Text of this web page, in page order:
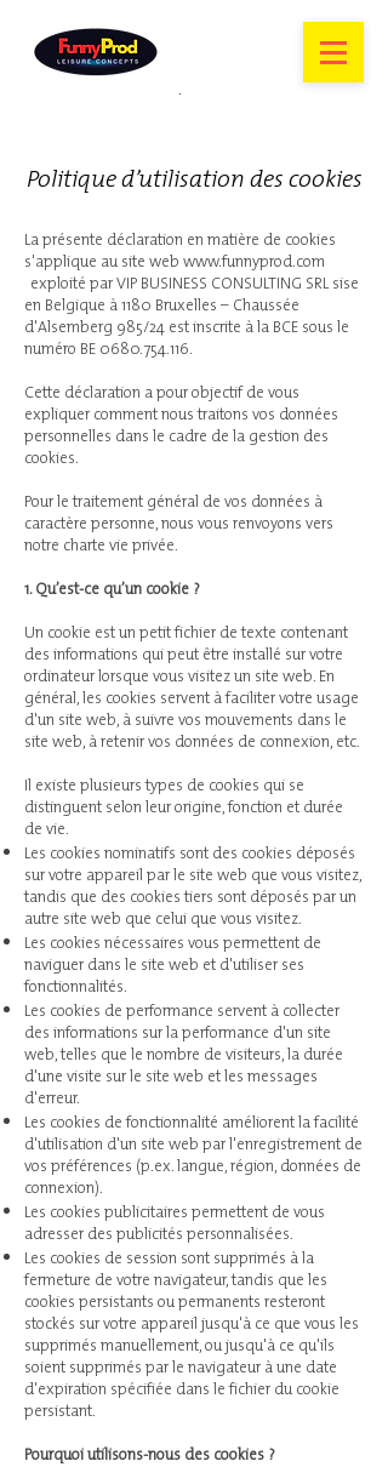
Politique d’utilisation des cookies
La présente déclaration en matière de cookies
s'applique au site webwww.funnyprod.com
exploité par VIP BUSINESS CONSULTING SRL sise
en Belgique à 1180 Bruxelles – Chaussée
d'Alsemberg 985/24 est inscrite à la BCE sous le
numéro BE0680.754.116.
Cette déclaration a pour objectif de vous
expliquer comment nous traitons vos données
personnelles dans le cadre de la gestion des
cookies.
Pour le traitement général de vos données à
caractère personne, nous vous renvoyons vers
notre charte vie privée.
1. Qu’est-ce qu’un cookie ?
Un cookie est un petit fichier de texte contenant
des informations qui peut être installé sur votre
ordinateur lorsque vous visitez un site web. En
général, les cookies servent à faciliter votre usage
d'un site web, à suivre vos mouvements dans le
site web, à retenir vos données de connexion, etc.
Il existe plusieurs types de cookies qui se
distinguent selon leur origine, fonction et durée
de vie.
Les cookies nominatifs sont des cookies déposés
sur votre appareil par le site web que vous visitez,
tandis que des cookies tiers sont déposés par un
autre site web que celui que vous visitez.
Les cookies nécessaires vous permettent de
naviguer dans le site web et d'utiliser ses
fonctionnalités.
Les cookies de performance servent à collecter
des informations sur la performance d'un site
web, telles que le nombre de visiteurs, la durée
d'une visite sur le site web et les messages
d'erreur.
Les cookies de fonctionnalité améliorent la facilité
d'utilisation d'un site web par l'enregistrement de
vos préférences (p.ex. langue, région, données de
connexion).
Les cookies publicitaires permettent de vous
adresser des publicités personnalisées.
Les cookies de session sont supprimés à la
fermeture de votre navigateur, tandis que les
cookies persistants ou permanents resteront
stockés sur votre appareil jusqu'à ce que vous les
supprimés manuellement, ou jusqu'à ce qu'ils
soient supprimés par le navigateur à une date
d'expiration spécifiée dans le fichier du cookie
persistant.
Pourquoi utilisons-nous des cookies ?